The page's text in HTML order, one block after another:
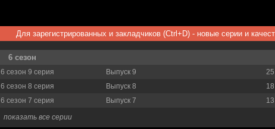
Для зарегистрированных и закладчиков (Ctrl+D) - новые серии и
6 сезон
6 сезон 9 серия
Выпуск 9
6 сезон 8 серия
Выпуск 8
6 сезон 7 серия
Выпуск 7
показать все серии